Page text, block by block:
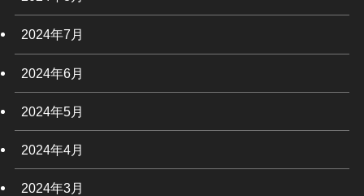
2024年7月
2024年6月
2024年5月
2024年4月
2024年3月